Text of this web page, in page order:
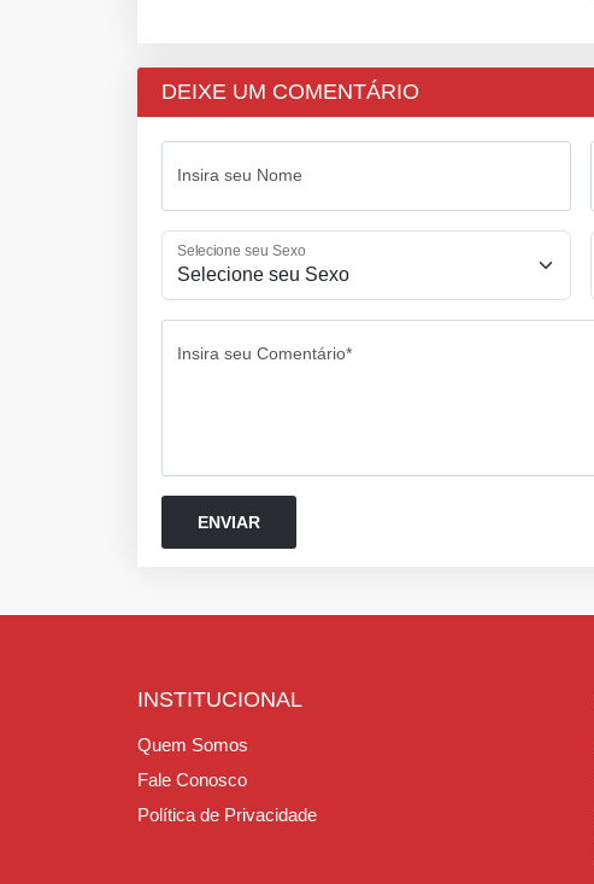
DEIXE UM COMENTÁRIO
Insira seu Nome
Selecione seu Sexo
Insira seu Comentário*
INSTITUCIONAL
Quem Somos
Fale Conosco
Política de Privacidade